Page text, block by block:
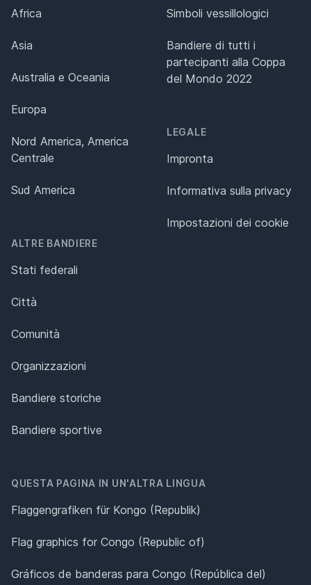
Africa
Asia
Australia e Oceania
Europa
Nord America, America
Centrale
Sud America
ALTRE BANDIERE
Stati federali
Città
Comunità
Organizzazioni
Bandiere storiche
Bandiere sportive
Simboli vessillologici
Bandiere di tutti i
partecipanti alla Coppa
del Mondo 2022
LEGALE
Impronta
Informativa sulla privacy
Impostazioni dei cookie
QUESTA PAGINA IN UN'ALTRA LINGUA
Flaggengrafiken für Kongo (Republik)
Flag graphics for Congo (Republic of)
Gráficos de banderas para Congo (República del)